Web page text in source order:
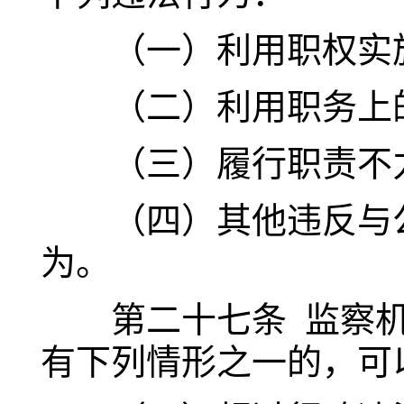
（一）利用职权实
（二）利用职务上
（三）履行职责不
（四）其他违反与
为。
第二十七条 监察机
有下列情形之一的，